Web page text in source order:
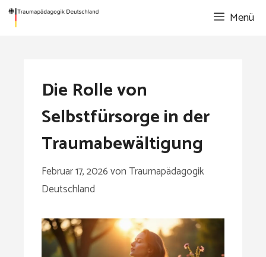
Zum
Inhalt
Menü
Die Rolle von
Selbstfürsorge in der
Traumabewältigung
Februar 17, 2026vonTraumapädagogik
Deutschland